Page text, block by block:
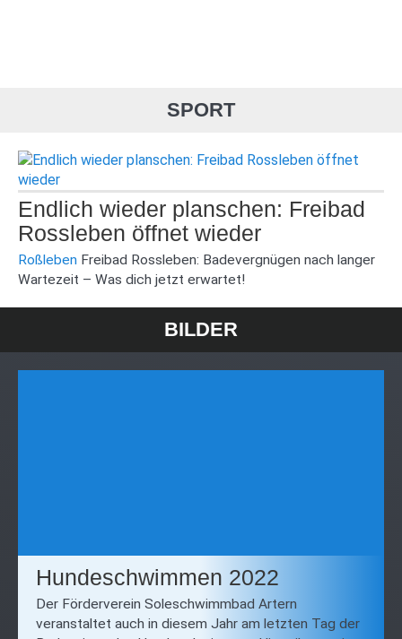
SPORT
Endlich wieder planschen: Freibad
Rossleben öffnet wieder
Roßleben Freibad Rossleben: Badevergnügen nach langer
Wartezeit – Was dich jetzt erwartet!
BILDER
Hundeschwimmen 2022
Der Förderverein Soleschwimmbad Artern
veranstaltet auch in diesem Jahr am letzten Tag der